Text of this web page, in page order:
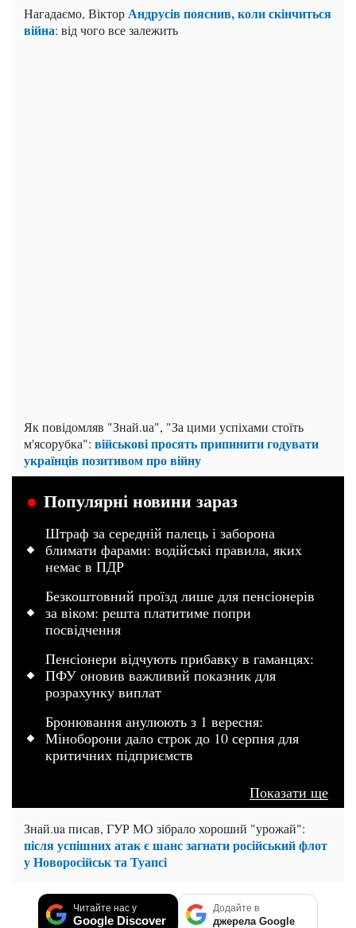
Нагадаємо, ВікторАндрусів пояснив, коли скінчиться
війна: від чого все залежить
Як повідомляв "Знай.uа", "За цими успіхами стоїть
м'ясорубка": військові просять припинити годувати
українців позитивом про війну
Популярні новини зараз
Штраф за середній палець і заборона
блимати фарами: водійські правила, яких
немає в ПДР
Безкоштовний проїзд лише для пенсіонерів
за віком: решта платитиме попри
посвідчення
Пенсіонери відчують прибавку в гаманцях:
ПФУ оновив важливий показник для
розрахунку виплат
Бронювання анулюють з 1 вересня:
Міноборони дало строк до 10 серпня для
критичних підприємств
Показати ще
Знай.ua писав, ГУР МО зібрало хороший "урожай":
після успішних атак є шанс загнати російський флот
у Новоросійськ та Туапсі
Читайте нас у
Google Discover
Додайте в
джерела Google